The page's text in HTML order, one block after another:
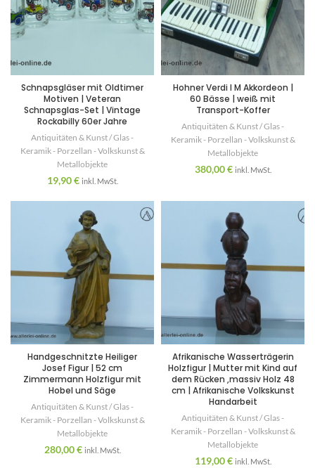
Schnapsgläser mit Oldtimer
Motiven | Veteran
Schnapsglas-Set | Vintage
Rockabilly 60er Jahre
Antiquitäten & Kunst / Glas -
Keramik - Porzellan - Volkskunst &
Metallobjekte
19,90€ inkl. MwSt.
Hohner Verdi I M Akkordeon |
60 Bässe | weiß mit
Transport-Koffer
Antiquitäten & Kunst / Glas -
Keramik - Porzellan - Volkskunst &
Metallobjekte
380,00€ inkl. MwSt.
Handgeschnitzte Heiliger
Josef Figur | 52 cm
Zimmermann Holzfigur mit
Hobel und Säge
Antiquitäten & Kunst / Glas -
Keramik - Porzellan - Volkskunst &
Metallobjekte
280,00€ inkl. MwSt.
Afrikanische Wasserträgerin
Holzfigur | Mutter mit Kind auf
dem Rücken ,massiv Holz 48
cm | Afrikanische Volkskunst
Handarbeit
Antiquitäten & Kunst / Glas -
Keramik - Porzellan - Volkskunst &
Metallobjekte
119,00€ inkl. MwSt.